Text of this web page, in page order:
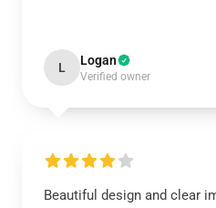
L Logan
Verified owner
Beautiful design and clear